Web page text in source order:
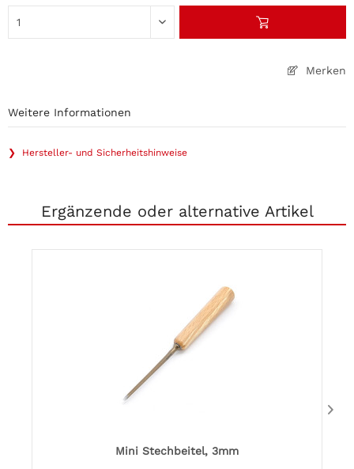
Merken
Weitere Informationen
❯ Hersteller- und Sicherheitshinweise
Ergänzende oder alternative Artikel
Mini Stechbeitel, 3mm